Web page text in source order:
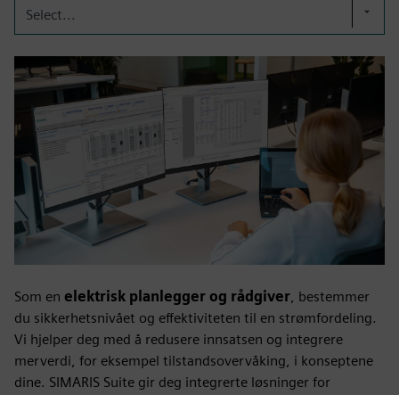
Select...
Som en elektrisk planlegger og rådgiver, bestemmer
du sikkerhetsnivået og effektiviteten til en strømfordeling.
Vi hjelper deg med å redusere innsatsen og integrere
merverdi, for eksempel tilstandsovervåking, i konseptene
dine. SIMARIS Suite gir deg integrerte løsninger for